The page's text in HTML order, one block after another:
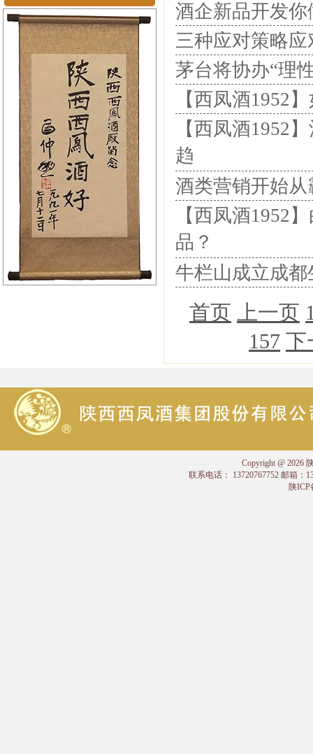
酒企新品开发
三种应对策略
茅台将协办“理
【西凤酒1952
【西凤酒1952
趋
酒类营销开始
【西凤酒1952
品？
牛栏山成立成
首页 上一页
157 下
Copyright @ 2026
联系电话： 13720767752 邮箱：
陕ICP